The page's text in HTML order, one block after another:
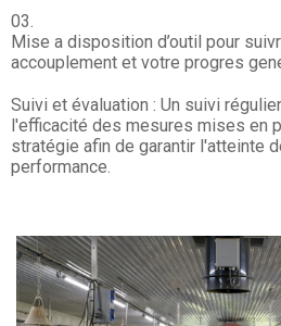
Mise a disposition d’outil pour
accouplement et votre progres
Suivi et évaluation : Un suivi
l'efficacité des mesures mises en
stratégie afin de garantir l'atteinte
performance.